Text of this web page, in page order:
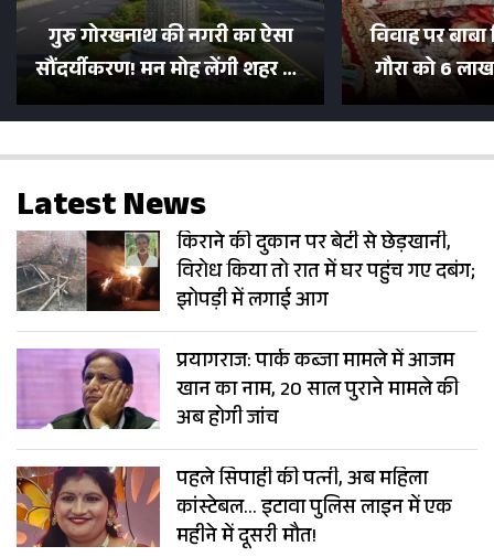
गुरु गोरखनाथ की नगरी का ऐसा
सौंदर्यीकरण! मन मोह लेंगी शहर की
सड़कें; देखें Photos
विवाह पर
गौरा को 6
500 भक्तों
Latest News
किराने की दुकान पर बेटी से छेड़खानी,
विरोध किया तो रात में घर पहुंच गए दबंग;
झोपड़ी में लगाई आग
प्रयागराज: पार्क कब्जा मामले में आजम
खान का नाम, 20 साल पुराने मामले की
अब होगी जांच
पहले सिपाही की पत्नी, अब महिला
कांस्टेबल… इटावा पुलिस लाइन में एक
महीने में दूसरी मौत!